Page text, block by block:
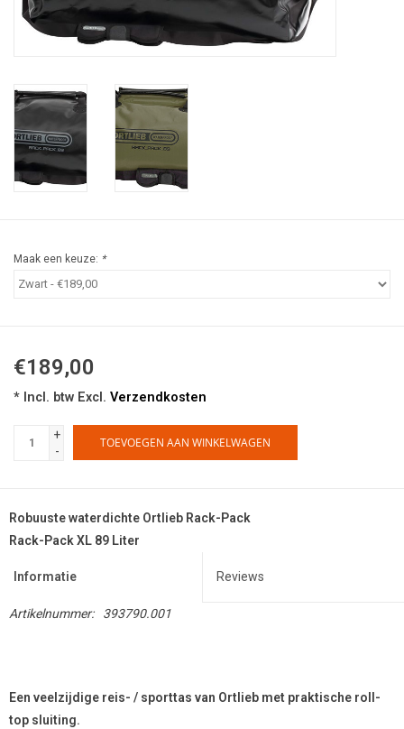
Speelgoed
Survival
WAPENS
Boots and Goods Blog !
Maak een keuze: *
€189,00
* Incl. btw Excl. Verzendkosten
+
-
TOEVOEGEN AAN WINKELWAGEN
Robuuste waterdichte Ortlieb Rack-Pack
Rack-Pack XL 89 Liter
Informatie Reviews
Artikelnummer: 393790.001
Een veelzijdige reis- / sporttas van Ortlieb met praktische roll-
top sluiting.